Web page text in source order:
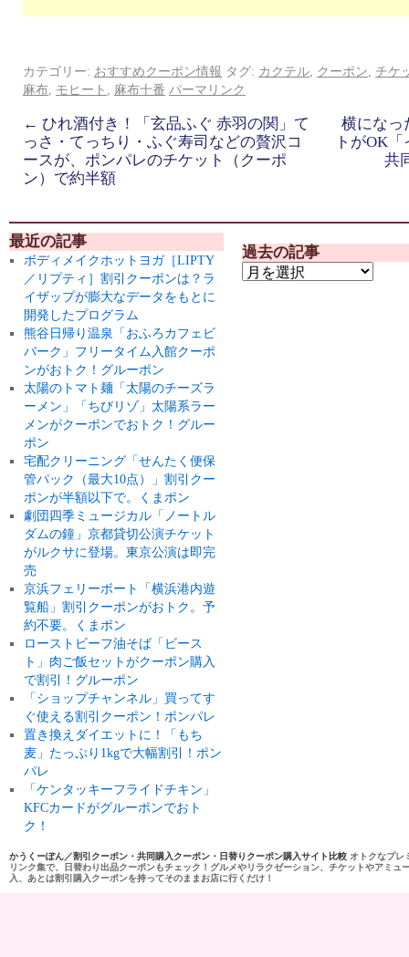
カテゴリー: おすすめクーポン情報 タグ: カクテル クーポン
チケ
麻布 モヒート 麻布十番 パーマリンク
← ひれ酒付き！「玄品ふぐ 赤羽の関」て
っさ・てっちり・ふぐ寿司などの贅沢コ
ースが、ポンパレのチケット（クーポ
ン）で約半額
横になっ
トがOK
共
最近の記事
ボディメイクホットヨガ［LIPTY
／リプティ］割引クーポンは？ラ
イザップが膨大なデータをもとに
開発したプログラム
熊谷日帰り温泉「おふろカフェビ
バーク」フリータイム入館クーポ
ンがおトク！グルーポン
太陽のトマト麺「太陽のチーズラ
ーメン」「ちびリゾ」太陽系ラー
メンがクーポンでおトク！グルー
ポン
宅配クリーニング「せんたく便保
管パック（最大10点）」割引クー
ポンが半額以下で。くまポン
劇団四季ミュージカル「ノートル
ダムの鐘」京都貸切公演チケット
がルクサに登場。東京公演は即完
売
京浜フェリーボート「横浜港内遊
覧船」割引クーポンがおトク。予
約不要。くまポン
ローストビーフ油そば「ビース
ト」肉ご飯セットがクーポン購入
で割引！グルーポン
「ショップチャンネル」買ってす
ぐ使える割引クーポン！ポンパレ
置き換えダイエットに！「もち
麦」たっぷり1kgで大幅割引！ポン
パレ
「ケンタッキーフライドチキン」
KFCカードがグルーポンでおト
ク！
過去の記事
かうくーぽん／割引クーポン・共同購入クーポン・日替りクーポン購入サイト比較 オトクなプレ
リンク集で、日替わり出品クーポンもチェック！グルメやリラクゼーション、チケットやアミ
入、あとは割引購入クーポンを持ってそのままお店に行くだけ！